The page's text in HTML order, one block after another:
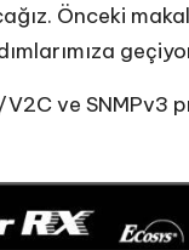
Önceki
V2C ve